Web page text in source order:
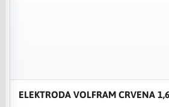
ELEKTRODA VOLFRAM CRVENA